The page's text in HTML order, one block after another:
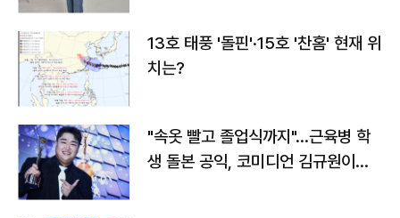
13호 태풍 '돌핀'·15호 '찬홈' 현재 위
치는?
"속옷 빨고 졸업식까지"…근육병 학
생 돌본 공익, 코미디언 김규원이었